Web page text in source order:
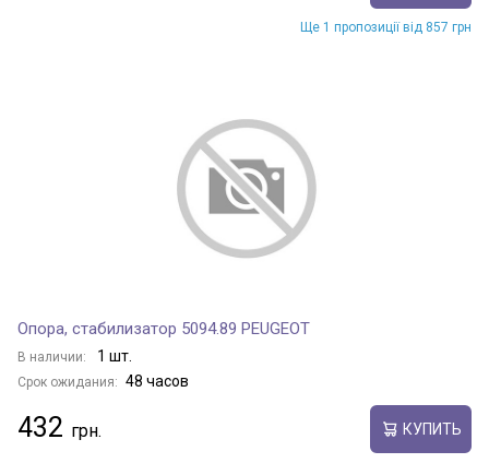
Ще 1 пропозиції від 857 грн
Опора, стабилизатор 5094.89 PEUGEOT
В наличии: 1 шт.
Срок ожидания: 48 часов
432 КУПИТЬ